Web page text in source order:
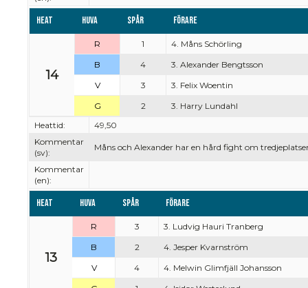
Heat Huva Spår Förare
14
R 1
4. Måns Schörling
B
4
3. Alexander Bengtsson
V
3
3. Felix Woentin
G
2
3. Harry Lundahl
Heattid:
49,50
Kommentar
(sv):
Måns och Alexander har en hård fight om
Kommentar
(en):
Heat Huva Spår Förare
13
R 3
3. Ludvig Hauri Tranberg
B
2
4. Jesper Kvarnström
V
4
4. Melwin Glimfjäll Johansson